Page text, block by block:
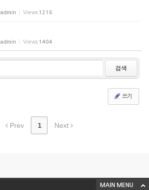
admin Views 1216
admin Views 1404
검색
쓰기
Prev 1 Next
MAIN MENU